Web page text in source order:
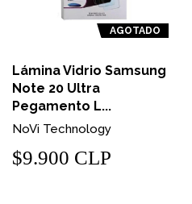
AGOTADO
Lámina Vidrio Samsung
Note 20 Ultra
Pegamento L...
NoVi Technology
$9.900 CLP